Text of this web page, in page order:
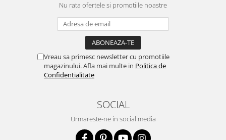
Nu rata ofertele si promotiile noastre
Vreau sa primesc newsletter cu promotiile
magazinului. Afla mai multe in Politica de
Confidentialitate
SOCIAL
Urmareste-ne in social media